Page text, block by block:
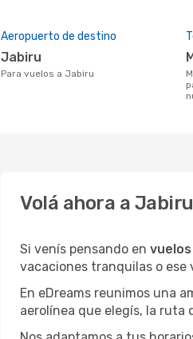
Aeropuerto de destino
Jabiru
Para vuelos a Jabiru
marzo es una época muy concurrida
Volá ahora a
Si venís pensando en
vacaciones tranquilas o ese
En eDreams reunimos una
aerolínea que elegís, la ruta